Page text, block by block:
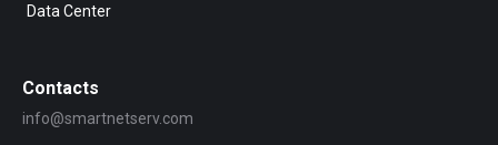
Data Center
Contacts
info@smartnetserv.com